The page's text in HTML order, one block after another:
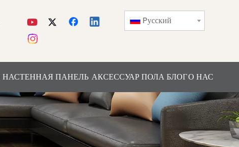
Pусский
НАСТЕННАЯ ПАНЕЛЬ АКСЕССУАР ПОЛАБЛОГО НАС